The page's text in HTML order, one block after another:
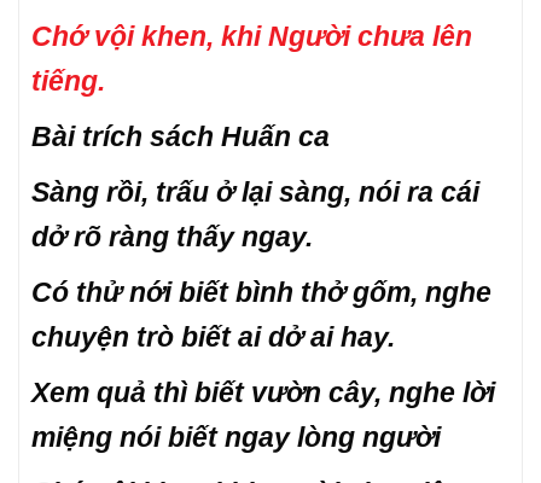
Chớ vội khen, khi Người chưa lên
tiếng.
Bài trích sách Huấn ca
Sàng rồi, trấu ở lại sàng, nói ra cái
dở rõ ràng thấy ngay.
Có thử nới biết bình thở gốm, nghe
chuyện trò biết ai dở ai hay.
Xem quả thì biết vườn cây, nghe lời
miệng nói biết ngay lòng người